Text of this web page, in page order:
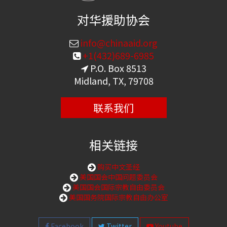
对华援助协会
info@chinaaid.org
+1(432)689-6985
P.O. Box 8513
Midland, TX, 79708
联系我们
相关链接
购买中文圣经
美国国会中国问题委员会
美国国会国际宗教自由委员会
美国国务院国际宗教自由办公室